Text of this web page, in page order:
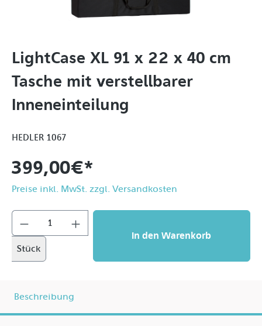
LightCase XL 91 x 22 x 40 cm
Tasche mit verstellbarer
Inneneinteilung
HEDLER 1067
399,00 €*
Preise inkl. MwSt. zzgl. Versandkosten
Stück
In den Warenkorb
Beschreibung